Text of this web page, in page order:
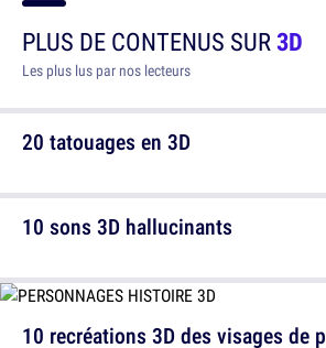
PLUS DE CONTENUS SUR3D
Les plus lus par nos lecteurs
20 tatouages en 3D
10 sons 3D hallucinants
10 recréations 3D des visages de